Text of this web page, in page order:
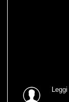
Leggi